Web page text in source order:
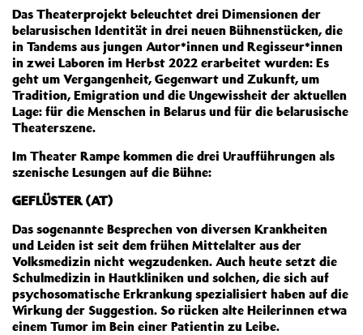
Das Theaterprojekt beleuchtet drei Dimensionen der
belarusischen Identität in drei neuen Bühnenstücken, die
in Tandems aus jungen Autor*innen und Regisseur*innen
in zwei Laboren im Herbst 2022 erarbeitet wurden: Es
geht um Vergangenheit, Gegenwart und Zukunft, um
Tradition, Emigration und die Ungewissheit der aktuellen
Lage: für die Menschen in Belarus und für die belarusische
Theaterszene.
Im Theater Rampe kommen die drei Uraufführungen als
szenische Lesungen auf die Bühne:
GEFLÜSTER (AT)
Das sogenannte Besprechen von diversen Krankheiten
und Leiden ist seit dem frühen Mittelalter aus der
Volksmedizin nicht wegzudenken. Auch heute setzt die
Schulmedizin in Hautkliniken und solchen, die sich auf
psychosomatische Erkrankung spezialisiert haben auf die
Wirkung der Suggestion. So rücken alte Heilerinnen etwa
einem Tumor im Bein einer Patientin zu Leibe.